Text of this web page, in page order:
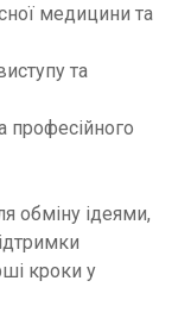
медицини та
та
професійного
обміну ідеями,
кроки у